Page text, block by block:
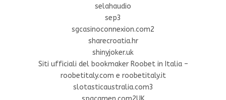
selahaudio
sep3
sgcasinoconnexion.com2
sharecroatia.hr
shinyjoker.uk
Siti ufficiali del bookmaker Roobet in Italia –
roobetitaly.com e roobetitaly.it
slotasticaustralia.com3